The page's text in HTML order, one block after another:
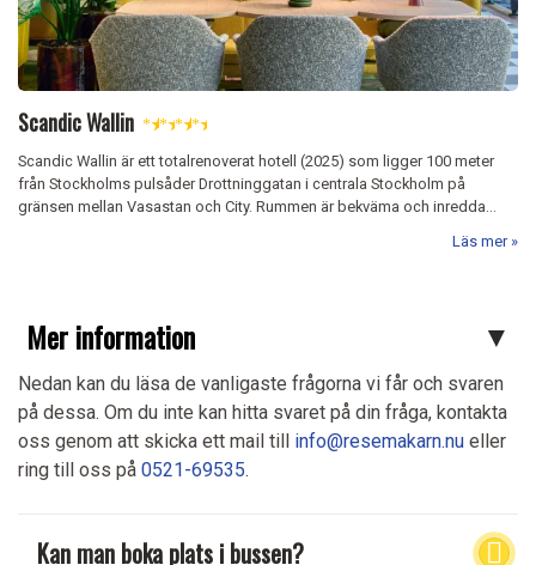
Scandic Wallin ★★★★
Scandic Wallin är ett totalrenoverat hotell (2025) som ligger 100 meter
från Stockholms pulsåder Drottninggatan i centrala Stockholm på
gränsen mellan Vasastan och City. Rummen är bekväma och inredda...
Läs mer
Mer information
Nedan kan du läsa de vanligaste frågorna vi får och svaren
på dessa. Om du inte kan hitta svaret på din fråga, kontakta
oss genom att skicka ett mail till info@resemakarn.nu eller
ring till oss på 0521-69535.
Kan man boka plats i bussen?